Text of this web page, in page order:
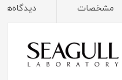
مشخصات دیدگاه‌ها